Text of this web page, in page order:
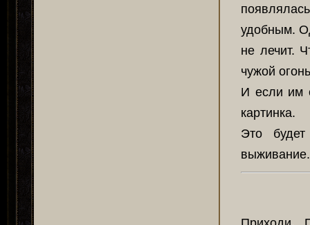
удобным.
не лечит.
чужой
И если им
картинка.
Это
выживание.